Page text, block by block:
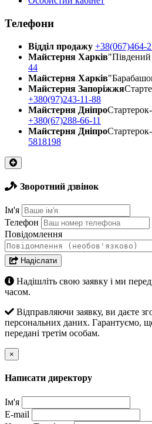
Телефони
Відділ продажу +38(067)464-
Майстерня Харків"Південий
44
Майстерня Харків
Майстерня Запоріжжя
+380(97)243-11-88
Майстерня Днiпро
+380(67)288-66-11
Майстерня Днiпро
5818198
Зворотний дзвінок
Ім'я
Телефон
Повідомлення
Надіслати
Надішліть свою заявку і ми
часом.
Відправляючи заявку, ви даєте
персональних даних. Гарантуємо,
передані третім особам.
×
Написати директору
Ім'я
E-mail